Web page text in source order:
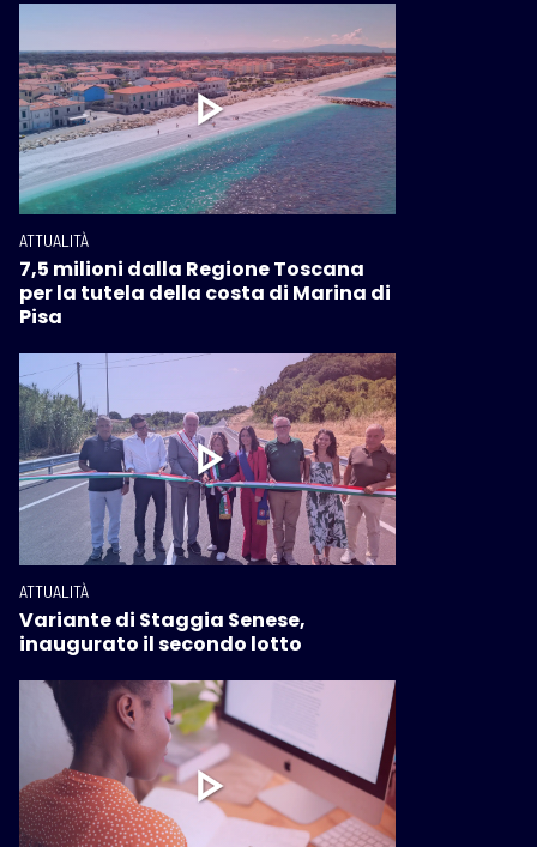
ATTUALITÀ
7,5 milioni dalla Regione Toscana
per la tutela della costa di Marina di
Pisa
ATTUALITÀ
Variante di Staggia Senese,
inaugurato il secondo lotto